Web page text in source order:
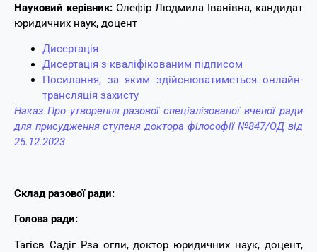
Науковий керівник: Олефір Людмила Іванівна, кандидат
юридичних наук, доцент
Дисертація
Дисертація з кваліфікованим підписом
Посилання, за яким здійснюватиметься онлайн-
трансляція захисту
Наказ Про утворення разової спеціалізованої вченої ради
для присудження ступеня доктора філософії №847/ОД від
25.12.2023
Склад разової ради:
Голова ради:
Тагієв Садіг Рза огли, доктор юридичних наук, доцент,